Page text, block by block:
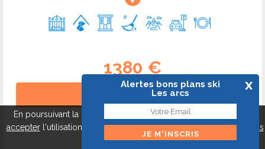
1380 €
+ d'infos >
7.1/10
143 AVIS SUR 5 SITES
Alertes bons plans ski
Les arcs
x
En poursuivant la navigation sur ce site, vous pouvez
accepterl'utilisation de cookies pour mieux vous servir.
A propos
des cookies
Fermer